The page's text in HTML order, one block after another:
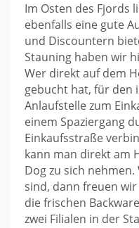
Im Osten des Fjords
ebenfalls eine gute
und Discountern
Stauning haben wir
Wer direkt auf dem
gebucht hat, für den
Anlaufstelle zum
einem Spaziergang
Einkaufsstraße
kann man direkt am
Dog zu sich
sind, dann freuen
die frischen
zwei Filialen in der